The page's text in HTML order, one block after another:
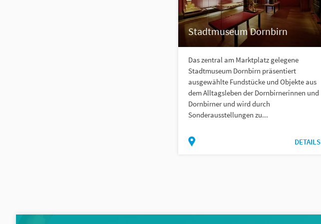
Stadtmuseum Dornbirn
Das zentral am Marktplatz gelegene
Stadtmuseum Dornbirn präsentiert
ausgewählte Fundstücke und Objekte aus
dem Alltagsleben der Dornbirnerinnen und
Dornbirner und wird durch
Sonderausstellungen zu...
DETAILS